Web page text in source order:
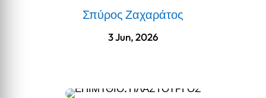
Σπύρος Ζαχαράτος
3 Jun, 2026